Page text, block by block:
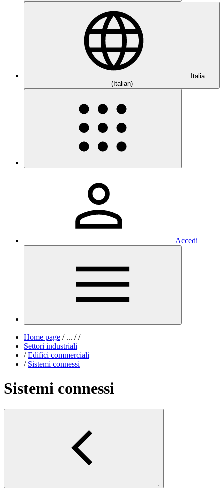
Italia
(Italian)
Accedi
Home page /... / /
Settori industriali
/ Edifici commerciali
/ Sistemi connessi
Sistemi connessi
;